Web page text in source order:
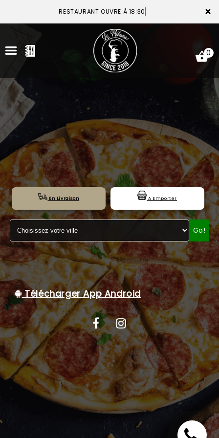
×
RESTAURANT OUVRE À 18:30
ACCUEIL
LA CARTE
VOTRE COMPTE
NOTRE RESTAURANT
VOS AVIS
MENTIONS LÉGALES
C.G.V
0
En Livraison A Emporter
Go!
Télécharger App Android